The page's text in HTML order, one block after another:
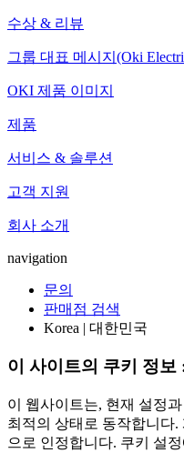
수상 & 리뷰
그룹 대표 메시지(Oki
OKI 제품 이미지
제품
서비스 & 솔루션
고객 지원
회사 소개
navigation
문의
판매점 검색
Korea | 대한민국
이 사이트의 쿠키 정보
이 웹사이트는, 현재 설정
최적의 상태로 동작합니다
으로 인정합니다. 쿠키 설